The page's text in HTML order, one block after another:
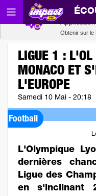
LIGUE 1 : L'OL
MONACO ET
L'EUROPE
Samedi 10 Mai - 20:18
Football
L'Olympique
dernières
Ligue des
en s'inclinant
Radio
Obtenir sur le